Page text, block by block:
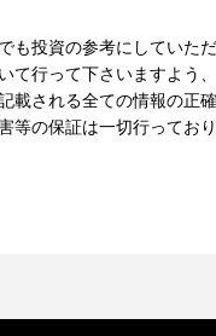
も投資の参考にしていた
て行って下さいますよう
される全ての情報の正
の保証は一切行ってお